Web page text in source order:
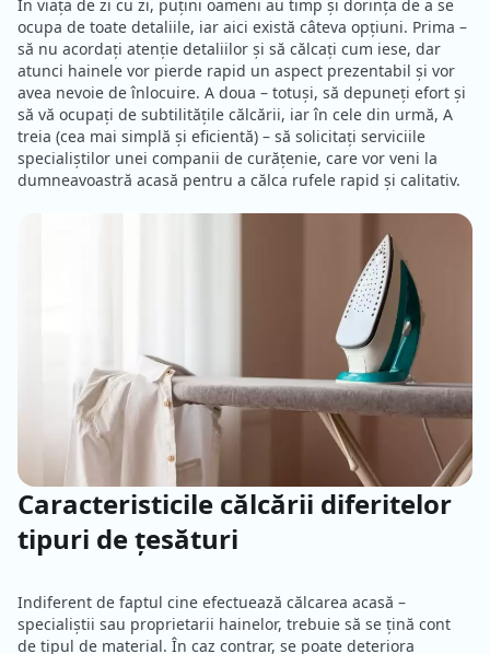
În viața de zi cu zi, puțini oameni au timp și dorința de a se
ocupa de toate detaliile, iar aici există câteva opțiuni. Prima –
să nu acordați atenție detaliilor și să călcați cum iese, dar
atunci hainele vor pierde rapid un aspect prezentabil și vor
avea nevoie de înlocuire. A doua – totuși, să depuneți efort și
să vă ocupați de subtilitățile călcării, iar în cele din urmă, A
treia (cea mai simplă și eficientă) – să solicitați serviciile
specialiștilor unei companii de curățenie, care vor veni la
dumneavoastră acasă pentru a călca rufele rapid și calitativ.
Caracteristicile călcării diferitelor
tipuri de țesături
Indiferent de faptul cine efectuează călcarea acasă –
specialiștii sau proprietarii hainelor, trebuie să se țină cont
de tipul de material. În caz contrar, se poate deteriora